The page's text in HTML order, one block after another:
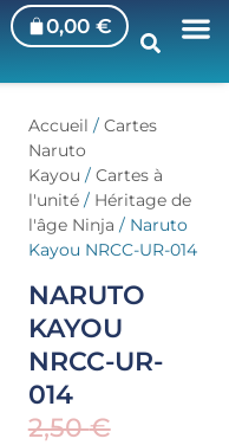
0,00€
Accueil / Cartes
Naruto
Kayou / Cartes à
l'unité/ Héritage de
l'âge Ninja / Naruto
Kayou NRCC-UR-014
NARUTO
KAYOU
NRCC-UR-
014
2,50€